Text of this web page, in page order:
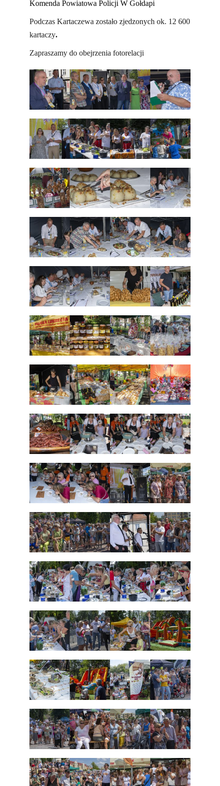
Komenda Powiatowa Policji W Gołdapi
Podczas Kartaczewa zostało zjedzonych ok. 12 600
kartaczy.
Zapraszamy do obejrzenia fotorelacji